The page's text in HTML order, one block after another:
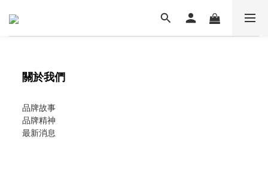
關於我們
品牌故事
品牌精神
最新消息